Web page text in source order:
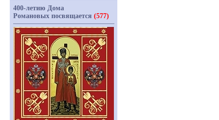
400-летию Дома
Романовых посвящается (577)